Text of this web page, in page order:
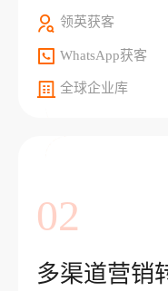
领英获客
WhatsApp获客
全球企业库
02
多渠道营销